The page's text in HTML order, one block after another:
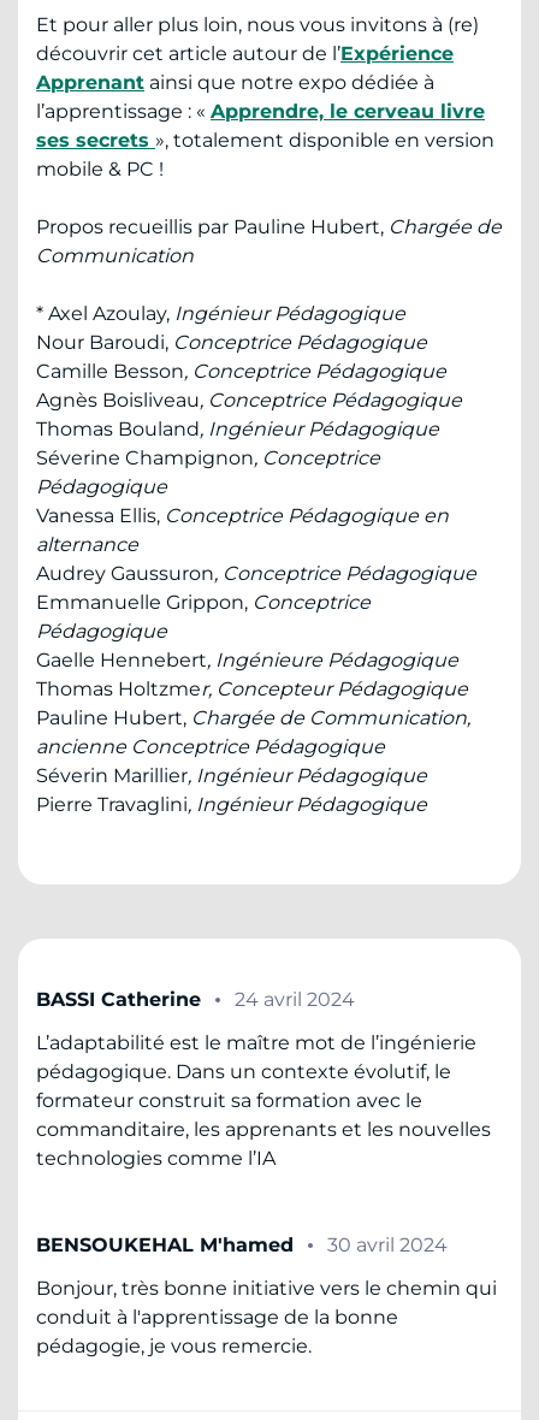
Et pour aller plus loin, nous vous invitons à (re)
découvrir cet article autour de l’Expérience
Apprenant ainsi que notre expo dédiée à
l’apprentissage : « Apprendre, le cerveau livre
ses secrets », totalement disponible en version
mobile & PC !
Propos recueillis par Pauline Hubert, Chargée de
Communication
* Axel Azoulay, Ingénieur Pédagogique
Nour Baroudi, Conceptrice Pédagogique
Camille Besson, Conceptrice Pédagogique
Agnès Boisliveau, Conceptrice Pédagogique
Thomas Bouland, Ingénieur Pédagogique
Séverine Champignon, Conceptrice
Pédagogique
Vanessa Ellis, Conceptrice Pédagogique en
alternance
Audrey Gaussuron, Conceptrice Pédagogique
Emmanuelle Grippon, Conceptrice
Pédagogique
Gaelle Hennebert, Ingénieure Pédagogique
Thomas Holtzmer, Concepteur Pédagogique
Pauline Hubert, Chargée de Communication,
ancienne Conceptrice Pédagogique
Séverin Marillier, Ingénieur Pédagogique
Pierre Travaglini, Ingénieur Pédagogique
BASSI Catherine
24 avril 2024
L’adaptabilité est le maître mot de l’ingénierie
pédagogique. Dans un contexte évolutif, le
formateur construit sa formation avec le
commanditaire, les apprenants et les nouvelles
technologies comme l’IA
BENSOUKEHAL M'hamed
30 avril 2024
Bonjour, très bonne initiative vers le chemin qui
conduit à l'apprentissage de la bonne
pédagogie, je vous remercie.